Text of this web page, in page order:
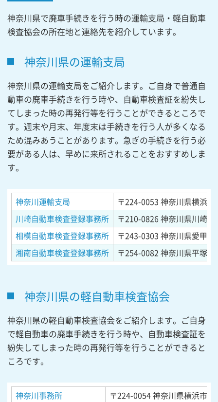
神奈川県で廃車手続きを行う時の運輸支局・軽自動車
検査協会の所在地と連絡先を紹介しています。
神奈川県の運輸支局
神奈川県の運輸支局をご紹介します。ご自身で普通自
動車の廃車手続きを行う時や、自動車検査証を紛失し
てしまった時の再発行等を行うことができるところで
す。週末や月末、年度末は手続きを行う人が多くなる
ため混みあうことがあります。急ぎの手続きを行う必
要がある人は、早めに来所されることをおすすめしま
す。
神奈川運輸支局 〒224-0053 神奈川県横浜
川崎自動車検査登録事務所
〒210-0826神奈川県川崎
相模自動車検査登録事務所
〒243-0303 神奈川県愛甲
湘南自動車検査登録事務所
〒254-0082 神奈川県平塚
神奈川県の軽自動車検査協会
神奈川県の軽自動車検査協会をご紹介します。ご自身
で軽自動車の廃車手続きを行う時や、自動車検査証を
紛失してしまった時の再発行等を行うことができると
ころです。
神奈川事務所 〒224-0054神奈川県横浜市